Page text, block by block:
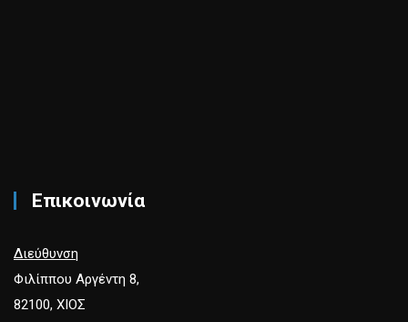
Επικοινωνία
Διεύθυνση
Φιλίππου Αργέντη 8,
82100, ΧΙΟΣ